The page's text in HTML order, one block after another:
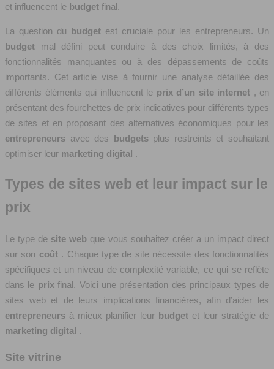
et influencent le budget final.
La question du budget est cruciale pour les entrepreneurs. Un
budget mal défini peut conduire à des choix limités, à des
fonctionnalités manquantes ou à des dépassements de coûts
importants. Cet article vise à fournir une analyse détaillée des
différents éléments qui influencent le prix d’un site internet , en
présentant des fourchettes de prix indicatives pour différents types
de sites et en proposant des alternatives économiques pour les
entrepreneurs avec des budgets plus restreints et souhaitant
optimiser leur marketing digital .
Types de sites web et leur impact sur le
prix
Le type de site web que vous souhaitez créer a un impact direct
sur son coût . Chaque type de site nécessite des fonctionnalités
spécifiques et un niveau de complexité variable, ce qui se reflète
dans le prixfinal. Voici une présentation des principaux types de
sites web et de leurs implications financières, afin d’aider les
entrepreneurs à mieux planifier leur budget et leur stratégie de
marketing digital .
Site vitrine